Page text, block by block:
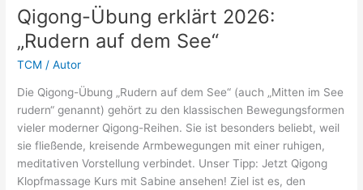
Ablauf
und
Wirkung
Qigong-Übung erklärt 2026:
„Rudern auf dem See“
TCM /Autor
Die Qigong-Übung „Rudern auf dem See“ (auch „Mitten im See
rudern“ genannt) gehört zu den klassischen Bewegungsformen
vieler moderner Qigong-Reihen. Sie ist besonders beliebt, weil
sie fließende, kreisende Armbewegungen mit einer ruhigen,
meditativen Vorstellung verbindet. Unser Tipp: Jetzt Qigong
Klopfmassage Kurs mit Sabine ansehen! Ziel ist es, den